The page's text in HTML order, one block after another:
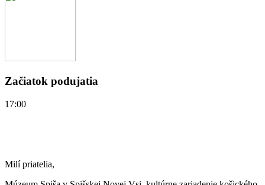
Začiatok podujatia
17:00
Milí priatelia,